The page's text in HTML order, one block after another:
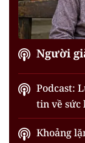
Người
Podcast:
tin về sức
Khoảng